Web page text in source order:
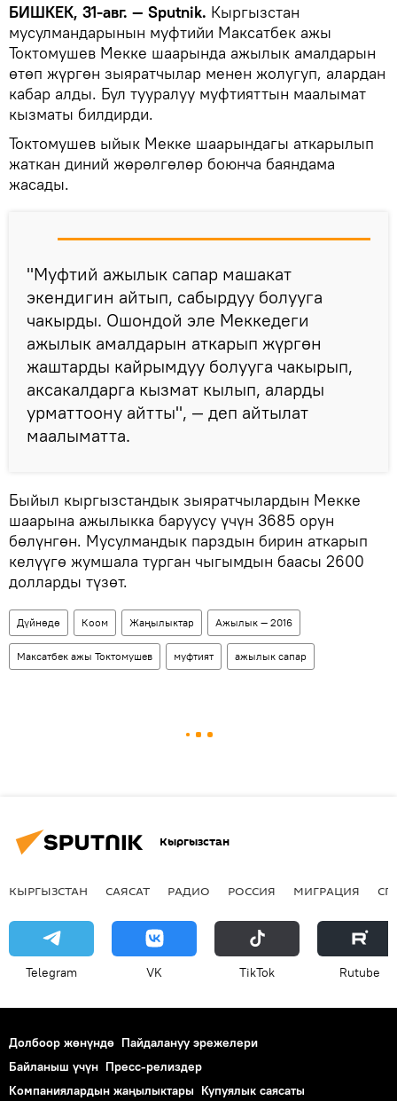
БИШКЕК, 31-авг. — Sputnik. Кыргызстан
мусулмандарынын муфтийи Максатбек ажы
Токтомушев Мекке шаарында ажылык амалдарын
өтөп жүргөн зыяратчылар менен жолугуп, алардан
кабар алды. Бул тууралуу муфтияттын маалымат
кызматы билдирди.
Токтомушев ыйык Мекке шаарындагы аткарылып
жаткан диний жөрөлгөлөр боюнча баяндама
жасады.
"Муфтий ажылык сапар машакат
экендигин айтып, сабырдуу болууга
чакырды. Ошондой эле Меккедеги
ажылык амалдарын аткарып жүргөн
жаштарды кайрымдуу болууга чакырып,
аксакалдарга кызмат кылып, аларды
урматтоону айтты", — деп айтылат
маалыматта.
Быйыл кыргызстандык зыяратчылардын Мекке
шаарына ажылыкка баруусу үчүн 3685 орун
бөлүнгөн. Мусулмандык парздын бирин аткарып
келүүгө жумшала турган чыгымдын баасы 2600
долларды түзөт.
Дүйнөдө Коом Жаңылыктар Ажылык — 2016
Максатбек ажы Токтомушев муфтият ажылык сапар
Кыргызстан
КЫРГЫЗСТАН САЯСАТ РАДИО РОССИЯ МИГРАЦИЯ
Telegram VK ТikТоk Rutube
Долбоор жөнүндө Пайдалануу эрежелери
Байланыш үчүн Пресс-релиздер
Компаниялардын жаңылыктары Купуялык саясаты